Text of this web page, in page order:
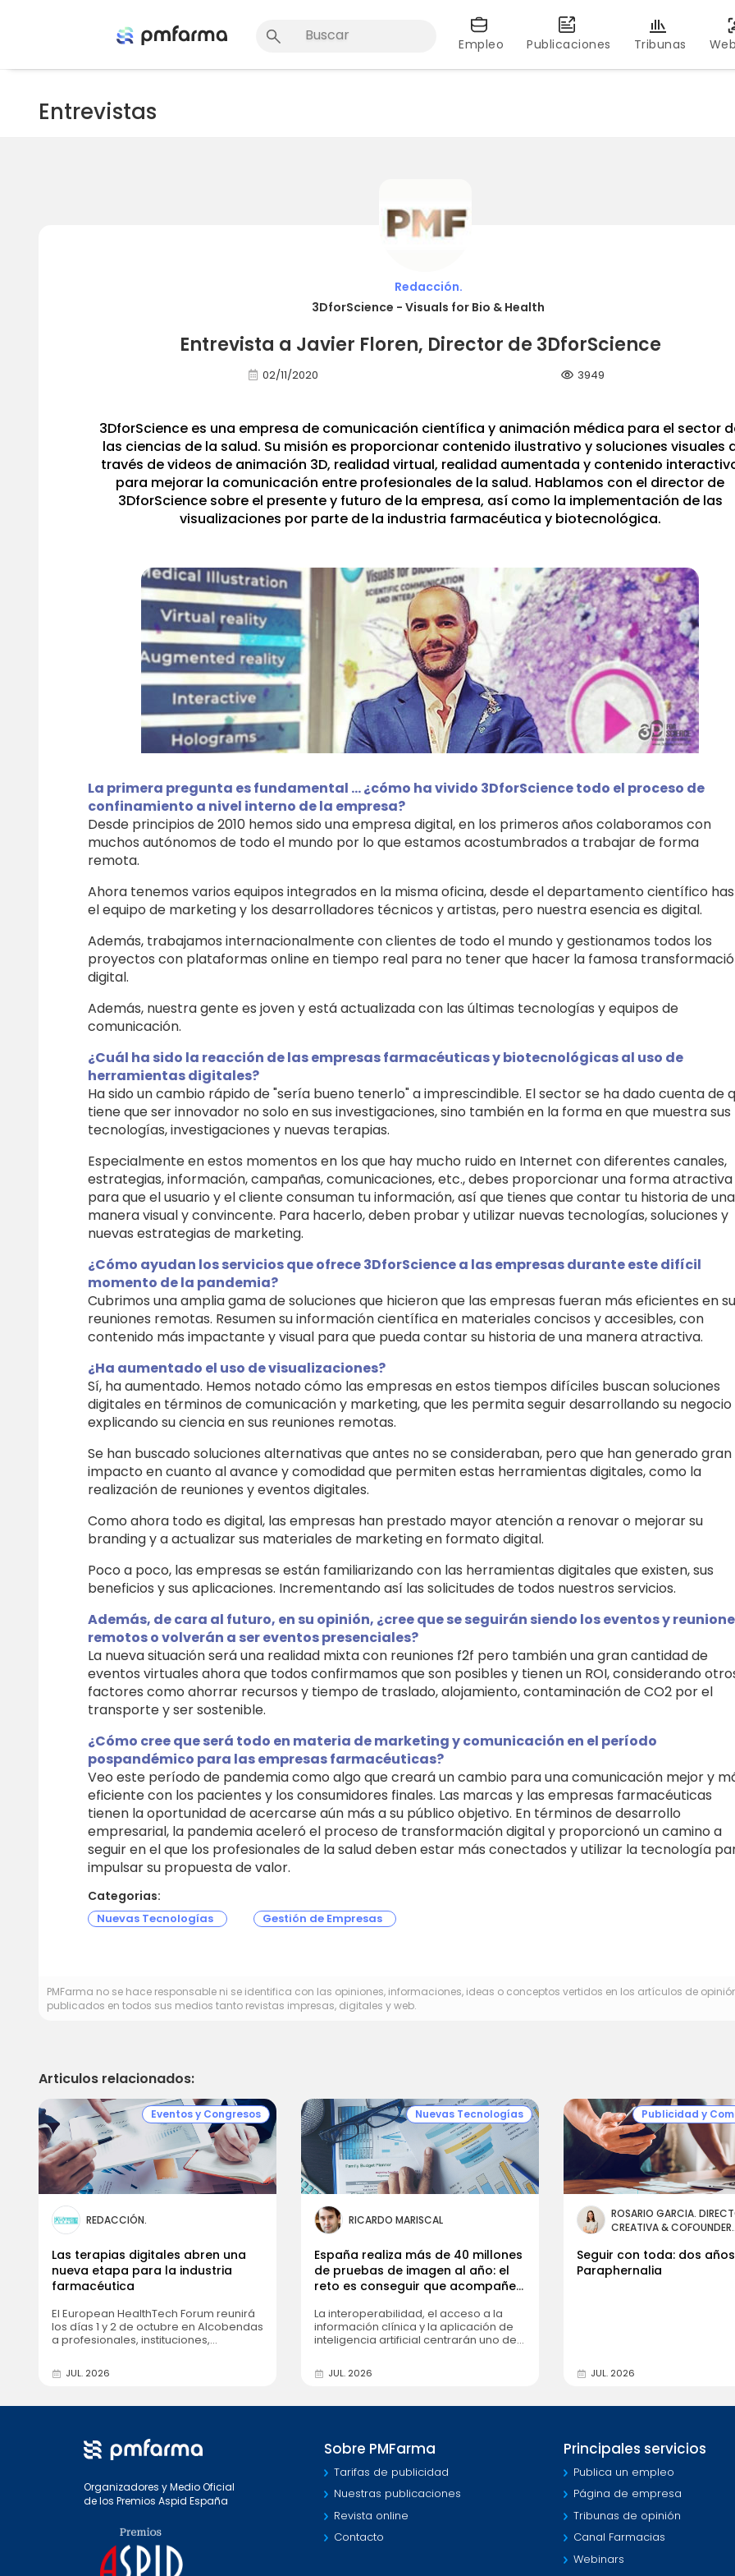
Empleo Publicaciones Tribunas
Entrevistas
Redacción.
3DforScience - Visuals for Bio & Health
Entrevista a Javier Floren, Director de 3DforScience
02/11/2020 visibility 3949
3DforScience es una empresa de comunicación científica y animación médica para el sector
las ciencias de la salud. Su misión es proporcionar contenido ilustrativo y soluciones visuales
través de videos de animación 3D, realidad virtual, realidad aumentada y contenido
para mejorar la comunicación entre profesionales de la salud. Hablamos con el director de
3DforScience sobre el presente y futuro de la empresa, así como la implementación de las
visualizaciones por parte de la industria farmacéutica y biotecnológica.
La primera pregunta es fundamental ... ¿cómo ha vivido 3DforScience todo el proceso de
confinamiento a nivel interno de la empresa?
Desde principios de 2010 hemos sido una empresa digital, en los primeros años colaboramos con
muchos autónomos de todo el mundo por lo que estamos acostumbrados a trabajar de forma
remota.
Ahora tenemos varios equipos integrados en la misma oficina, desde el departamento científico
el equipo de marketing y los desarrolladores técnicos y artistas, pero nuestra esencia es digital.
Además, trabajamos internacionalmente con clientes de todo el mundo y gestionamos todos los
proyectos con plataformas online en tiempo real para no tener que hacer la famosa
digital.
Además, nuestra gente es joven y está actualizada con las últimas tecnologías y equipos de
comunicación.
¿Cuál ha sido la reacción de las empresas farmacéuticas y biotecnológicas al uso de
herramientas digitales?
Ha sido un cambio rápido de "sería bueno tenerlo" a imprescindible. El sector se ha dado cuenta de
tiene que ser innovador no solo en sus investigaciones, sino también en la forma en que muestra sus
tecnologías, investigaciones y nuevas terapias.
Especialmente en estos momentos en los que hay mucho ruido en Internet con diferentes canales,
estrategias, información, campañas, comunicaciones, etc., debes proporcionar una forma atractiva
para que el usuario y el cliente consuman tu información, así que tienes que contar tu historia de una
manera visual y convincente. Para hacerlo, deben probar y utilizar nuevas tecnologías, soluciones y
nuevas estrategias de marketing.
¿Cómo ayudan los servicios que ofrece 3DforScience a las empresas durante este difícil
momento de la pandemia?
Cubrimos una amplia gama de soluciones que hicieron que las empresas fueran más eficientes en
reuniones remotas. Resumen su información científica en materiales concisos y accesibles, con
contenido más impactante y visual para que pueda contar su historia de una manera atractiva.
¿Ha aumentado el uso de visualizaciones?
Sí, ha aumentado. Hemos notado cómo las empresas en estos tiempos difíciles buscan soluciones
digitales en términos de comunicación y marketing, que les permita seguir desarrollando su negocio
explicando su ciencia en sus reuniones remotas.
Se han buscado soluciones alternativas que antes no se consideraban, pero que han generado gran
impacto en cuanto al avance y comodidad que permiten estas herramientas digitales, como la
realización de reuniones y eventos digitales.
Como ahora todo es digital, las empresas han prestado mayor atención a renovar o mejorar su
branding y a actualizar sus materiales de marketing en formato digital.
Poco a poco, las empresas se están familiarizando con las herramientas digitales que existen, sus
beneficios y sus aplicaciones. Incrementando así las solicitudes de todos nuestros servicios.
Además, de cara al futuro, en su opinión, ¿cree que se seguirán siendo los eventos y
remotos o volverán a ser eventos presenciales?
La nueva situación será una realidad mixta con reuniones f2f pero también una gran cantidad de
eventos virtuales ahora que todos confirmamos que son posibles y tienen un ROI, considerando
factores como ahorrar recursos y tiempo de traslado, alojamiento, contaminación de CO2 por el
transporte y ser sostenible.
¿Cómo cree que será todo en materia de marketing y comunicación en el período
pospandémico para las empresas farmacéuticas?
Veo este período de pandemia como algo que creará un cambio para una comunicación mejor y
eficiente con los pacientes y los consumidores finales. Las marcas y las empresas farmacéuticas
tienen la oportunidad de acercarse aún más a su público objetivo. En términos de desarrollo
empresarial, la pandemia aceleró el proceso de transformación digital y proporcionó un camino a
seguir en el que los profesionales de la salud deben estar más conectados y utilizar la tecnología
impulsar su propuesta de valor.
Categorias:
Nuevas Tecnologías Gestión de Empresas
PMFarma no se hace responsable ni se identifica con las opiniones, informaciones, ideas o conceptos vertidos en los artículos de
publicados en todos sus medios tanto revistas impresas, digitales y web.
Articulos relacionados:
Eventos y Congresos
REDACCIÓN.
Las terapias digitales abren una
nueva etapa para la industria
farmacéutica
El European HealthTech Forum reunirá
los días 1 y 2 de octubre en Alcobendas
a profesionales, instituciones,
Latinoamérica.
JUL. 2026
Nuevas Tecnologías
RICARDO MARISCAL
España realiza más de 40 millones
de pruebas de imagen al año: el
reto es conseguir que acompañen
La interoperabilidad, el acceso a la
información clínica y la aplicación de
inteligencia artificial centrarán uno de
HealthTech Forum, que se celebrará
los días 1 y 2 de octubre en Alcobendas
JUL. 2026
Publicidad y
ROSARIO GARCIA.
CREATIVA & COFOUNDER.
Seguir con toda: dos
Paraphernalia
JUL. 2026
Organizadores y Medio Oficial
de los Premios Aspid España
Sobre PMFarma
Tarifas de publicidad
Nuestras publicaciones
Revista online
Contacto
Principales servicios
Publica un empleo
Página de empresa
Tribunas de opinión
Canal Farmacias
Webinars